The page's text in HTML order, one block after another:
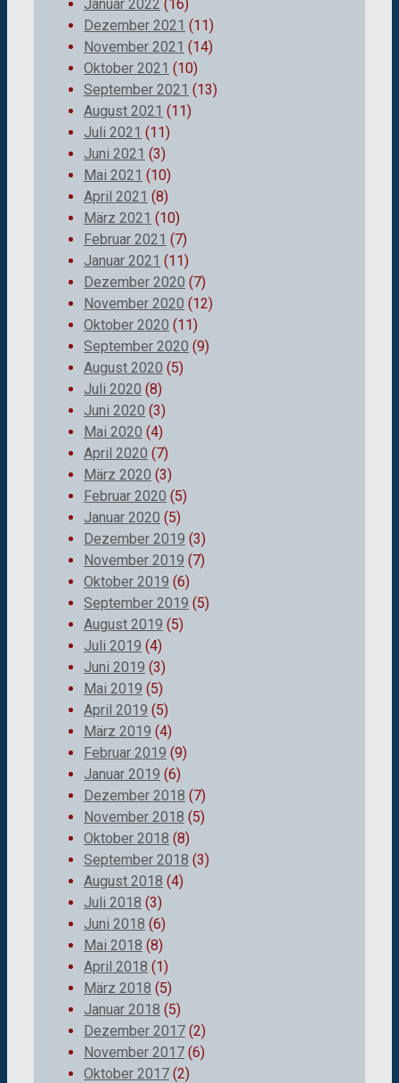
Januar 2022 (16)
Dezember 2021 (11)
November 2021 (14)
Oktober 2021 (10)
September 2021 (13)
August 2021 (11)
Juli 2021 (11)
Juni 2021 (3)
Mai 2021 (10)
April 2021 (8)
März 2021 (10)
Februar 2021 (7)
Januar 2021 (11)
Dezember 2020 (7)
November 2020 (12)
Oktober 2020 (11)
September 2020 (9)
August 2020 (5)
Juli 2020 (8)
Juni 2020 (3)
Mai 2020 (4)
April 2020 (7)
März 2020 (3)
Februar 2020 (5)
Januar 2020 (5)
Dezember 2019 (3)
November 2019 (7)
Oktober 2019 (6)
September 2019 (5)
August 2019 (5)
Juli 2019 (4)
Juni 2019 (3)
Mai 2019 (5)
April 2019 (5)
März 2019 (4)
Februar 2019 (9)
Januar 2019 (6)
Dezember 2018 (7)
November 2018 (5)
Oktober 2018 (8)
September 2018 (3)
August 2018 (4)
Juli 2018 (3)
Juni 2018 (6)
Mai 2018 (8)
April 2018 (1)
März 2018 (5)
Januar 2018 (5)
Dezember 2017 (2)
November 2017 (6)
Oktober 2017 (2)